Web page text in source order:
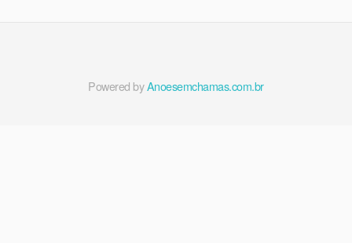
Powered byAnoesemchamas.com.br